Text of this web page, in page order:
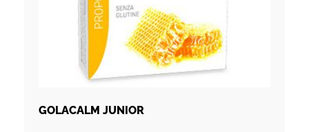
GOLACALM JUNIOR